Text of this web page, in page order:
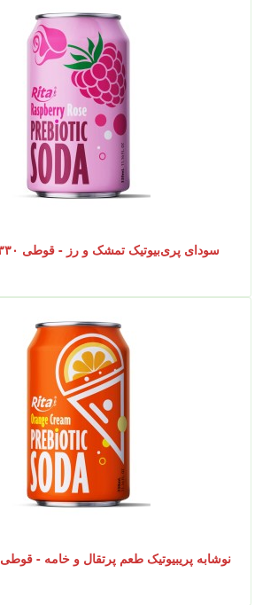
سودای پری‌بیوتیک تمشک و رز - قوطی ۳۳۰ میلی‌لیتری
نوشابه پریبیوتیک طعم پرتقال و خامه - قوطی ۳۳۰ میلی‌لیتر